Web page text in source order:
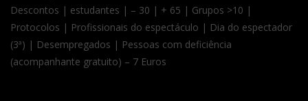
Descontos | estudantes | – 30 | + 65 | Grupos >10 |
Protocolos | Profissionais do espectáculo | Dia do espectador
(3ª) | Desempregados | Pessoas com deficiência
(acompanhante gratuito) – 7 Euros